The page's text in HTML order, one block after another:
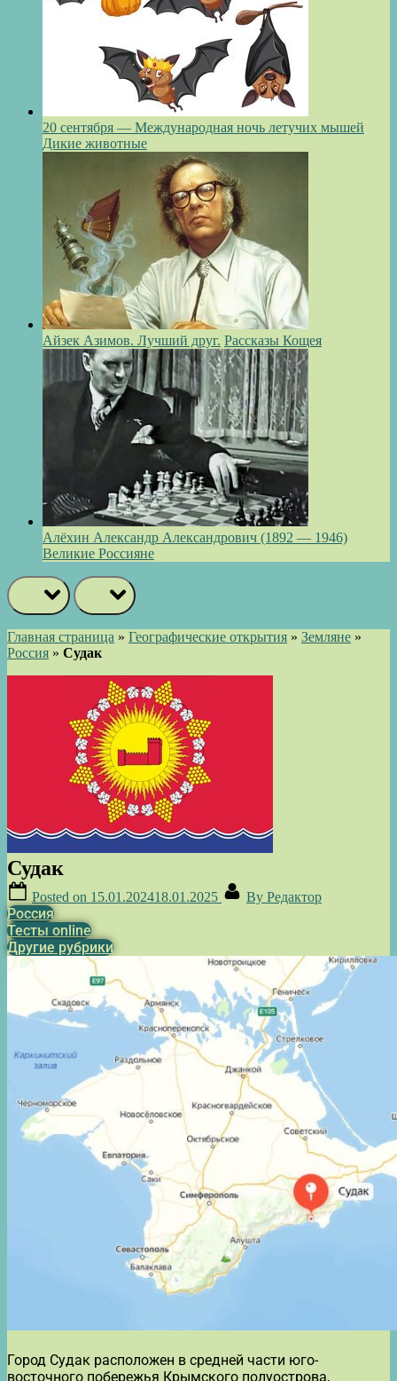
20 сентября — Международная ночь летучих мышей
Дикие животные
Айзек Азимов. Лучший друг. Рассказы Кощея
Алёхин Александр Александрович (1892 — 1946)
Великие Россияне
Главная страница » Географические открытия » Земляне »
Россия » Судак
Судак
Posted on 15.01.202418.01.2025 By Редактор
Россия
Тесты online
Другие рубрики
Город Судак расположен в средней части юго-
восточного побережья Крымского полуострова,